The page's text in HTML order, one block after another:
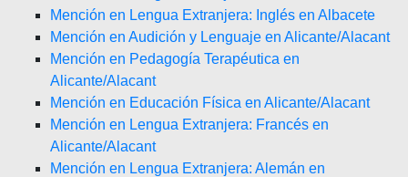
Mención en Lengua Extranjera: Inglés en Albacete
Mención en Audición y Lenguaje en Alicante/Alacant
Mención en Pedagogía Terapéutica en
Alicante/Alacant
Mención en Educación Física en Alicante/Alacant
Mención en Lengua Extranjera: Francés en
Alicante/Alacant
Mención en Lengua Extranjera: Alemán en